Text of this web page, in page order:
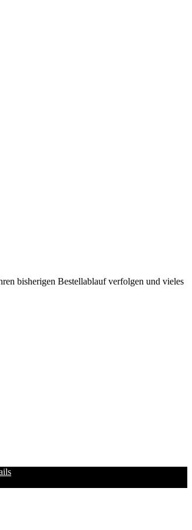
bisherigen Bestellablauf verfolgen und vieles